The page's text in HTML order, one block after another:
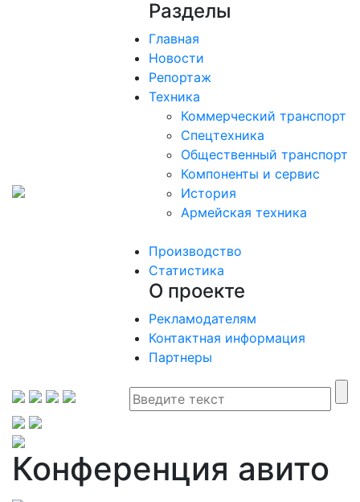
Разделы
Главная
Новости
Репортаж
Техника
Коммерческий транспорт
Спецтехника
Общественный транспорт
Компоненты и сервис
История
Армейская техника
Производство
Статистика
О проекте
Рекламодателям
Контактная информация
Партнеры
Конференция авито